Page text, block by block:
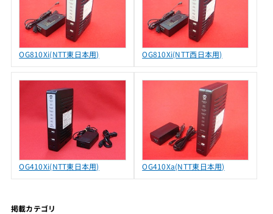
OG810Xi(NTT東日本用) OG810Xi(NTT西日本用)
OG410Xi(NTT東日本用) OG410Xa(NTT東日本用)
掲載カテゴリ